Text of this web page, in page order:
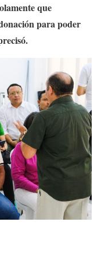
que
para poder